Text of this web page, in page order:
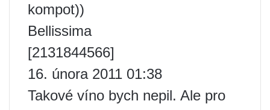
kompot))
Bellissima
[2131844566]
16. února 2011 01:38
Takové víno bych nepil. Ale pro